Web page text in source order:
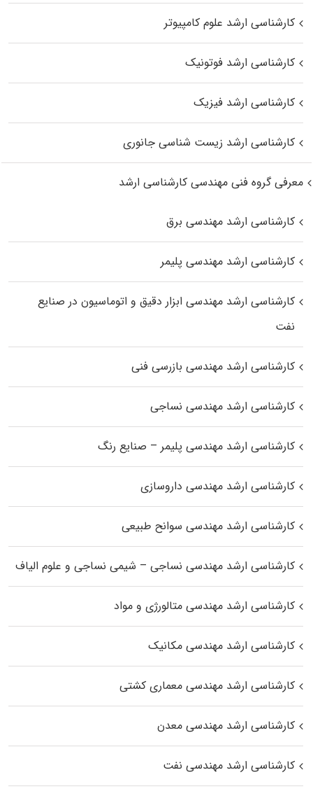
کارشناسی ارشد علوم کامپیوتر
کارشناسی ارشد فوتونیک
کارشناسی ارشد فیزیک
کارشناسی ارشد زیست‌ شناسی جانوری
معرفی گروه فنی مهندسی کارشناسی ارشد
کارشناسی ارشد مهندسی برق
کارشناسی ارشد مهندسی پلیمر
کارشناسی ارشد مهندسی ابزار دقیق و اتوماسیون در صنایع
نفت
کارشناسی ارشد مهندسی بازرسی فنی
کارشناسی ارشد مهندسی نساجی
کارشناسی ارشد مهندسی پلیمر – صنایع رنگ
کارشناسی ارشد مهندسی داروسازی
کارشناسی ارشد مهندسی سوانح طبیعی
کارشناسی ارشد مهندسی نساجی – شیمی نساجی و علوم الیاف
کارشناسی ارشد مهندسی متالورژی و مواد
کارشناسی ارشد مهندسی مکانیک
کارشناسی ارشد مهندسی معماری کشتی
کارشناسی ارشد مهندسی معدن
کارشناسی ارشد مهندسی نفت